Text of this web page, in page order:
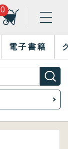
0
電子書籍